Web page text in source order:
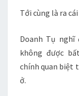
Tới cùng là ra
Doanh Tụ nghĩ
không được
chính quan biệt
ở.